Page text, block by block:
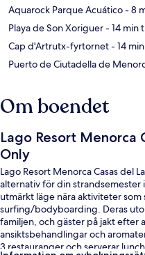
Aquarock Parque Acuático- 8
Playa de Son Xoriguer- 14 min
Cap d'Artrutx-fyrtornet- 14
Puerto de Ciutadella de
Om boendet
Lago Resort Menorca
Only
Lago Resort Menorca Casas del
alternativ för din
utmärkt läge nära aktiviteter
surfing/bodyboarding. Deras
familjen, och gäster på jakt efter
ansiktsbehandlingar och
3 restauranger och serverar